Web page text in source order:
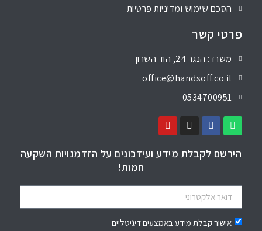
הסכם שימוש ומדיניות פרטיות
פרטי קשר
משרד: הנגר 24, הוד השרון
office@handsoff.co.il
0534700951
הירשם לקבלת מידע ועידכונים על הזדמנויות השקעה
חמות!
אישור קבלת מידע באמצעים דיגיטליים